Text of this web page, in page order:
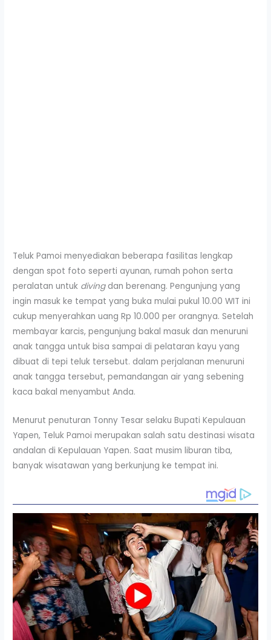
Teluk Pamoi menyediakan beberapa fasilitas lengkap
dengan spot foto seperti ayunan, rumah pohon serta
peralatan untuk divingdan berenang. Pengunjung yang
ingin masuk ke tempat yang buka mulai pukul 10.00 WIT ini
cukup menyerahkan uang Rp 10.000 per orangnya. Setelah
membayar karcis, pengunjung bakal masuk dan menuruni
anak tangga untuk bisa sampai di pelataran kayu yang
dibuat di tepi teluk tersebut. dalam perjalanan menuruni
anak tangga tersebut, pemandangan air yang sebening
kaca bakal menyambut Anda.
Menurut penuturan Tonny Tesar selaku Bupati Kepulauan
Yapen, Teluk Pamoi merupakan salah satu destinasi wisata
andalan di Kepulauan Yapen. Saat musim liburan tiba,
banyak wisatawan yang berkunjung ke tempat ini.